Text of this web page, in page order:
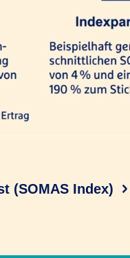
(SOMAS Index)